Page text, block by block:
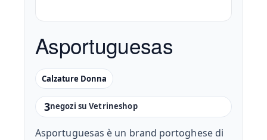
Asportuguesas
3negozi su Vetrineshop
Calzature Donna
Asportuguesas è un brand portoghese di